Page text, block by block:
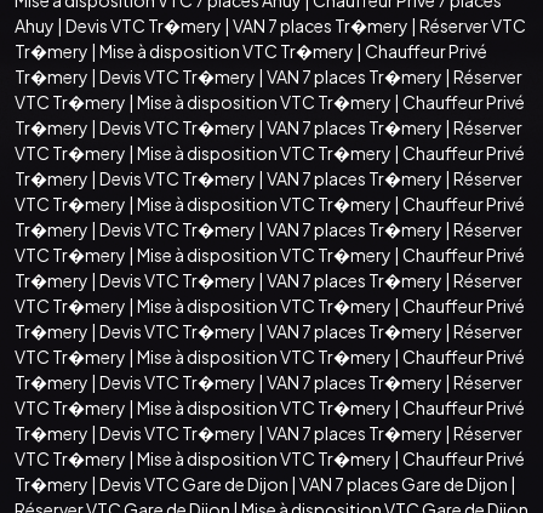
Ahuy | Devis VTC Tr�mery | VAN 7 places Tr�mery | Réserver VTC
Tr�mery | Mise à disposition VTC Tr�mery | Chauffeur Privé
Tr�mery | Devis VTC Tr�mery | VAN 7 places Tr�mery | Réserver
VTC Tr�mery | Mise à disposition VTC Tr�mery | Chauffeur Privé
Tr�mery | Devis VTC Tr�mery | VAN 7 places Tr�mery | Réserver
VTC Tr�mery | Mise à disposition VTC Tr�mery | Chauffeur Privé
Tr�mery | Devis VTC Tr�mery | VAN 7 places Tr�mery | Réserver
VTC Tr�mery | Mise à disposition VTC Tr�mery | Chauffeur Privé
Tr�mery | Devis VTC Tr�mery | VAN 7 places Tr�mery | Réserver
VTC Tr�mery | Mise à disposition VTC Tr�mery | Chauffeur Privé
Tr�mery | Devis VTC Tr�mery | VAN 7 places Tr�mery | Réserver
VTC Tr�mery | Mise à disposition VTC Tr�mery | Chauffeur Privé
Tr�mery | Devis VTC Tr�mery | VAN 7 places Tr�mery | Réserver
VTC Tr�mery | Mise à disposition VTC Tr�mery | Chauffeur Privé
Tr�mery | Devis VTC Tr�mery | VAN 7 places Tr�mery | Réserver
VTC Tr�mery | Mise à disposition VTC Tr�mery | Chauffeur Privé
Tr�mery | Devis VTC Tr�mery | VAN 7 places Tr�mery | Réserver
VTC Tr�mery | Mise à disposition VTC Tr�mery | Chauffeur Privé
Tr�mery | Devis VTC Gare de Dijon | VAN 7 places Gare de Dijon |